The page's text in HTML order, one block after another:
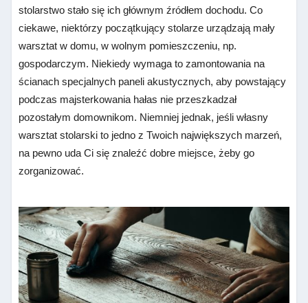
stolarstwo stało się ich głównym źródłem dochodu. Co
ciekawe, niektórzy początkujący stolarze urządzają mały
warsztat w domu, w wolnym pomieszczeniu, np.
gospodarczym. Niekiedy wymaga to zamontowania na
ścianach specjalnych paneli akustycznych, aby powstający
podczas majsterkowania hałas nie przeszkadzał
pozostałym domownikom. Niemniej jednak, jeśli własny
warsztat stolarski to jedno z Twoich największych marzeń,
na pewno uda Ci się znaleźć dobre miejsce, żeby go
zorganizować.